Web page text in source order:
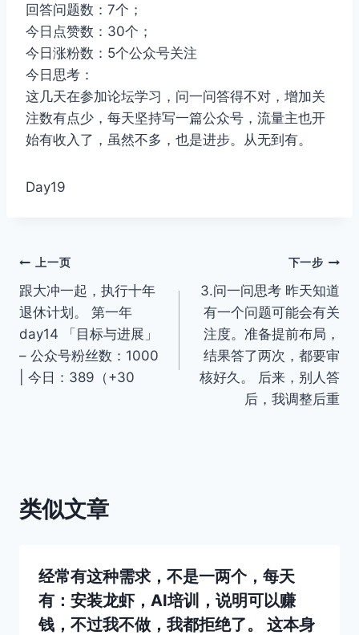
回答问题数：7个；
今日点赞数：30个；
今日涨粉数：5个公众号关注
今日思考：
这几天在参加论坛学习，问一问答得不对，增加关
注数有点少，每天坚持写一篇公众号，流量主也开
始有收入了，虽然不多，也是进步。从无到有。
Day19
文
章
导
航
上一页
跟大冲一起，执行十年
退休计划。 第一年
day14 「目标与进展」
– 公众号粉丝数：1000
| 今日：389（+30
下一步
3.问一问思考 昨天知道
有一个问题可能会有关
注度。准备提前布局，
结果答了两次，都要审
核好久。 后来，别人答
后，我调整后重
类似文章
经常有这种需求，不是一两个，每天
有：安装龙虾，AI培训，说明可以赚
钱，不过我不做，我都拒绝了。 这本身